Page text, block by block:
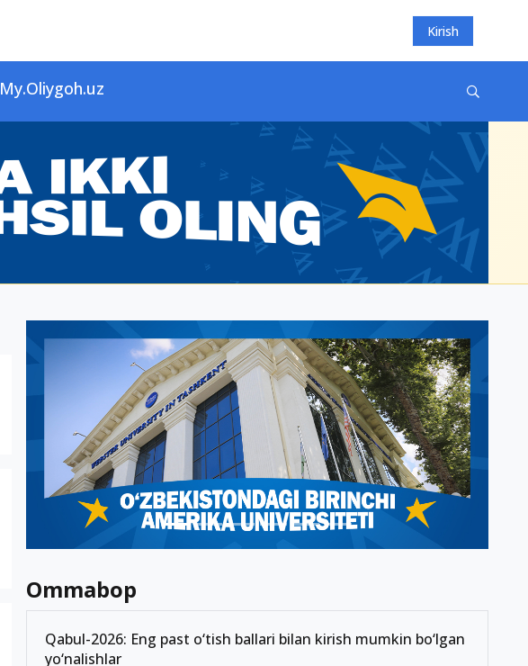
Kirish
My.Oliygoh.uz
Ommabop
Qabul-2026: Eng past o‘tish ballari bilan kirish mumkin bo‘lgan
yo‘nalishlar